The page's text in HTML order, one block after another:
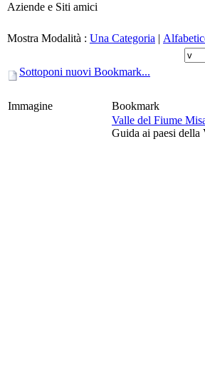
Aziende e Siti amici
Mostra Modalità : Una Categoria |
Sottoponi nuovi Bookmark...
Immagine
Bookmark
Valle del Fiume
Guida ai paesi